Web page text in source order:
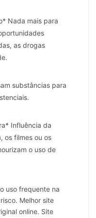
Nada mais para
as drogas
substâncias para
Influência da
os filmes ou os
o uso de
uso frequente na
Melhor site
online. Site